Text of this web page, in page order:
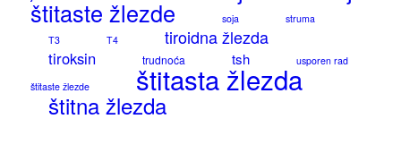
štitaste žlezde soja
struma
T3
T4 tiroidna žlezda
tiroksin trudnoća tsh
usporen rad
štitaste žlezde
štitasta žlezda
štitna žlezda